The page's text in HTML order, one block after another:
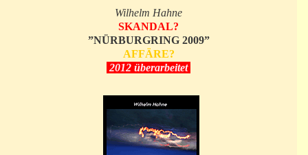
Wilhelm Hahne
SKANDAL?
”NÜRBURGRING 2009”
AFFÄRE?
2012 überarbeitet